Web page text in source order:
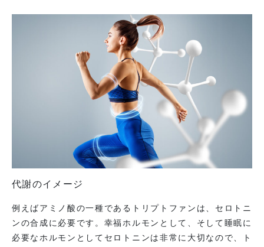
代謝のイメージ
例えばアミノ酸の一種であるトリプトファンは、セロトニ
ンの合成に必要です。幸福ホルモンとして、そして睡眠に
必要なホルモンとしてセロトニンは非常に大切なので、ト